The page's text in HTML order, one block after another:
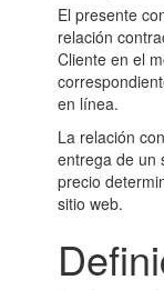
El presente
relación
Cliente en el
en línea.
La relación
entrega de un
precio
sitio web.